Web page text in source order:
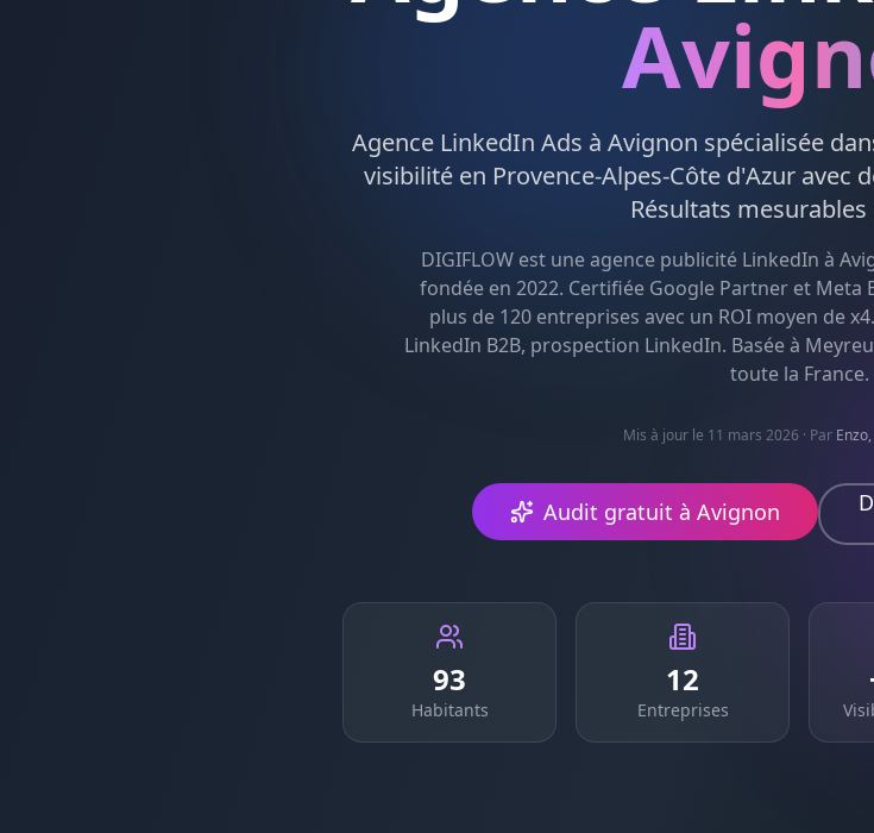
Agence LinkedIn Ads à Avignon spécialisée
visibilité en Provence-Alpes-Côte d'Azur avec
Résultats
DIGIFLOW est une agence publicité LinkedIn à
fondée en 2022. Certifiée Google Partner et Meta
plus de 120 entreprises avec un ROI moyen de
LinkedIn B2B, prospection LinkedIn. Basée à
toute la France.
Mis à jour le 11 mars 2026 · Par
Audit gratuit à Avignon
93
Habitants
12
Entreprises